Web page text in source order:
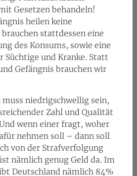
Gesetzen behandeln!
heilen keine
stattdessen eine
des Konsums, sowie eine
und Kranke. Statt
Gefängnis brauchen wir
muss niedrigschwellig sein,
Zahl und Qualität
wenn einer fragt, woher
nehmen soll – dann soll
von der Strafverfolgung
nämlich genug Geld da. Im
Deutschland nämlich 84%